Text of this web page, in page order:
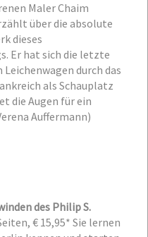
Maler Chaim
über die absolute
dieses
Er hat sich die letzte
durch das
als Schauplatz
die Augen für ein
Auffermann)
des Philip S.
€ 15,95* Sie lernen